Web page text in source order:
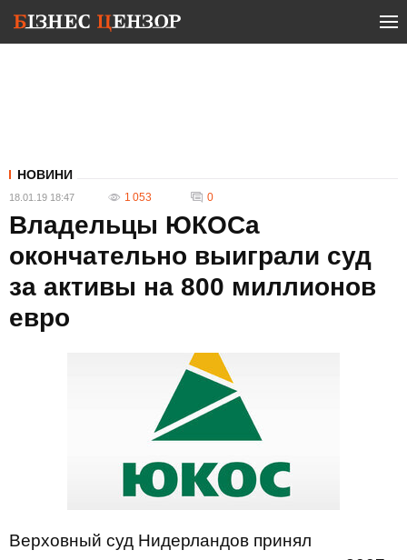
НОВИНИ
18.01.19 18:47 1 053 0
Владельцы ЮКОСа
окончательно выиграли суд
за активы на 800 миллионов
евро
Верховный суд Нидерландов принял